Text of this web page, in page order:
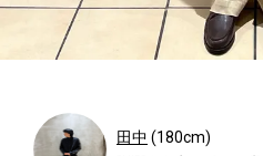
田中 (180cm)